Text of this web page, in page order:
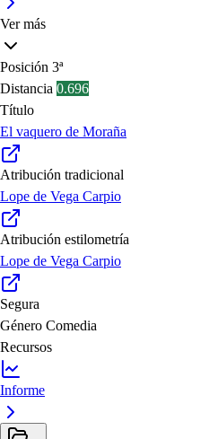
Ver más
Posición 3ª
Distancia 0.696
Título
El vaquero de Moraña
Atribución tradicional
Lope de Vega Carpio
Atribución estilometría
Lope de Vega Carpio
Segura
Género Comedia
Recursos
Informe